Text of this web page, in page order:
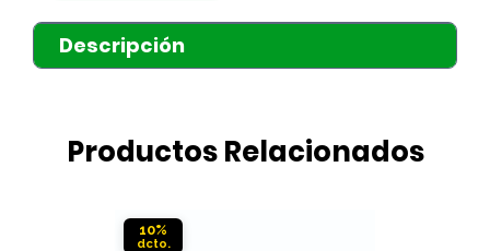
Descripción
Productos Relacionados
10%